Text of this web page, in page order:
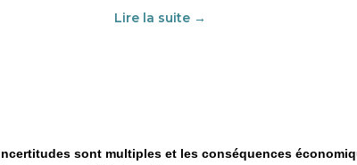
Lire la suite →
sont multiples et les conséquences